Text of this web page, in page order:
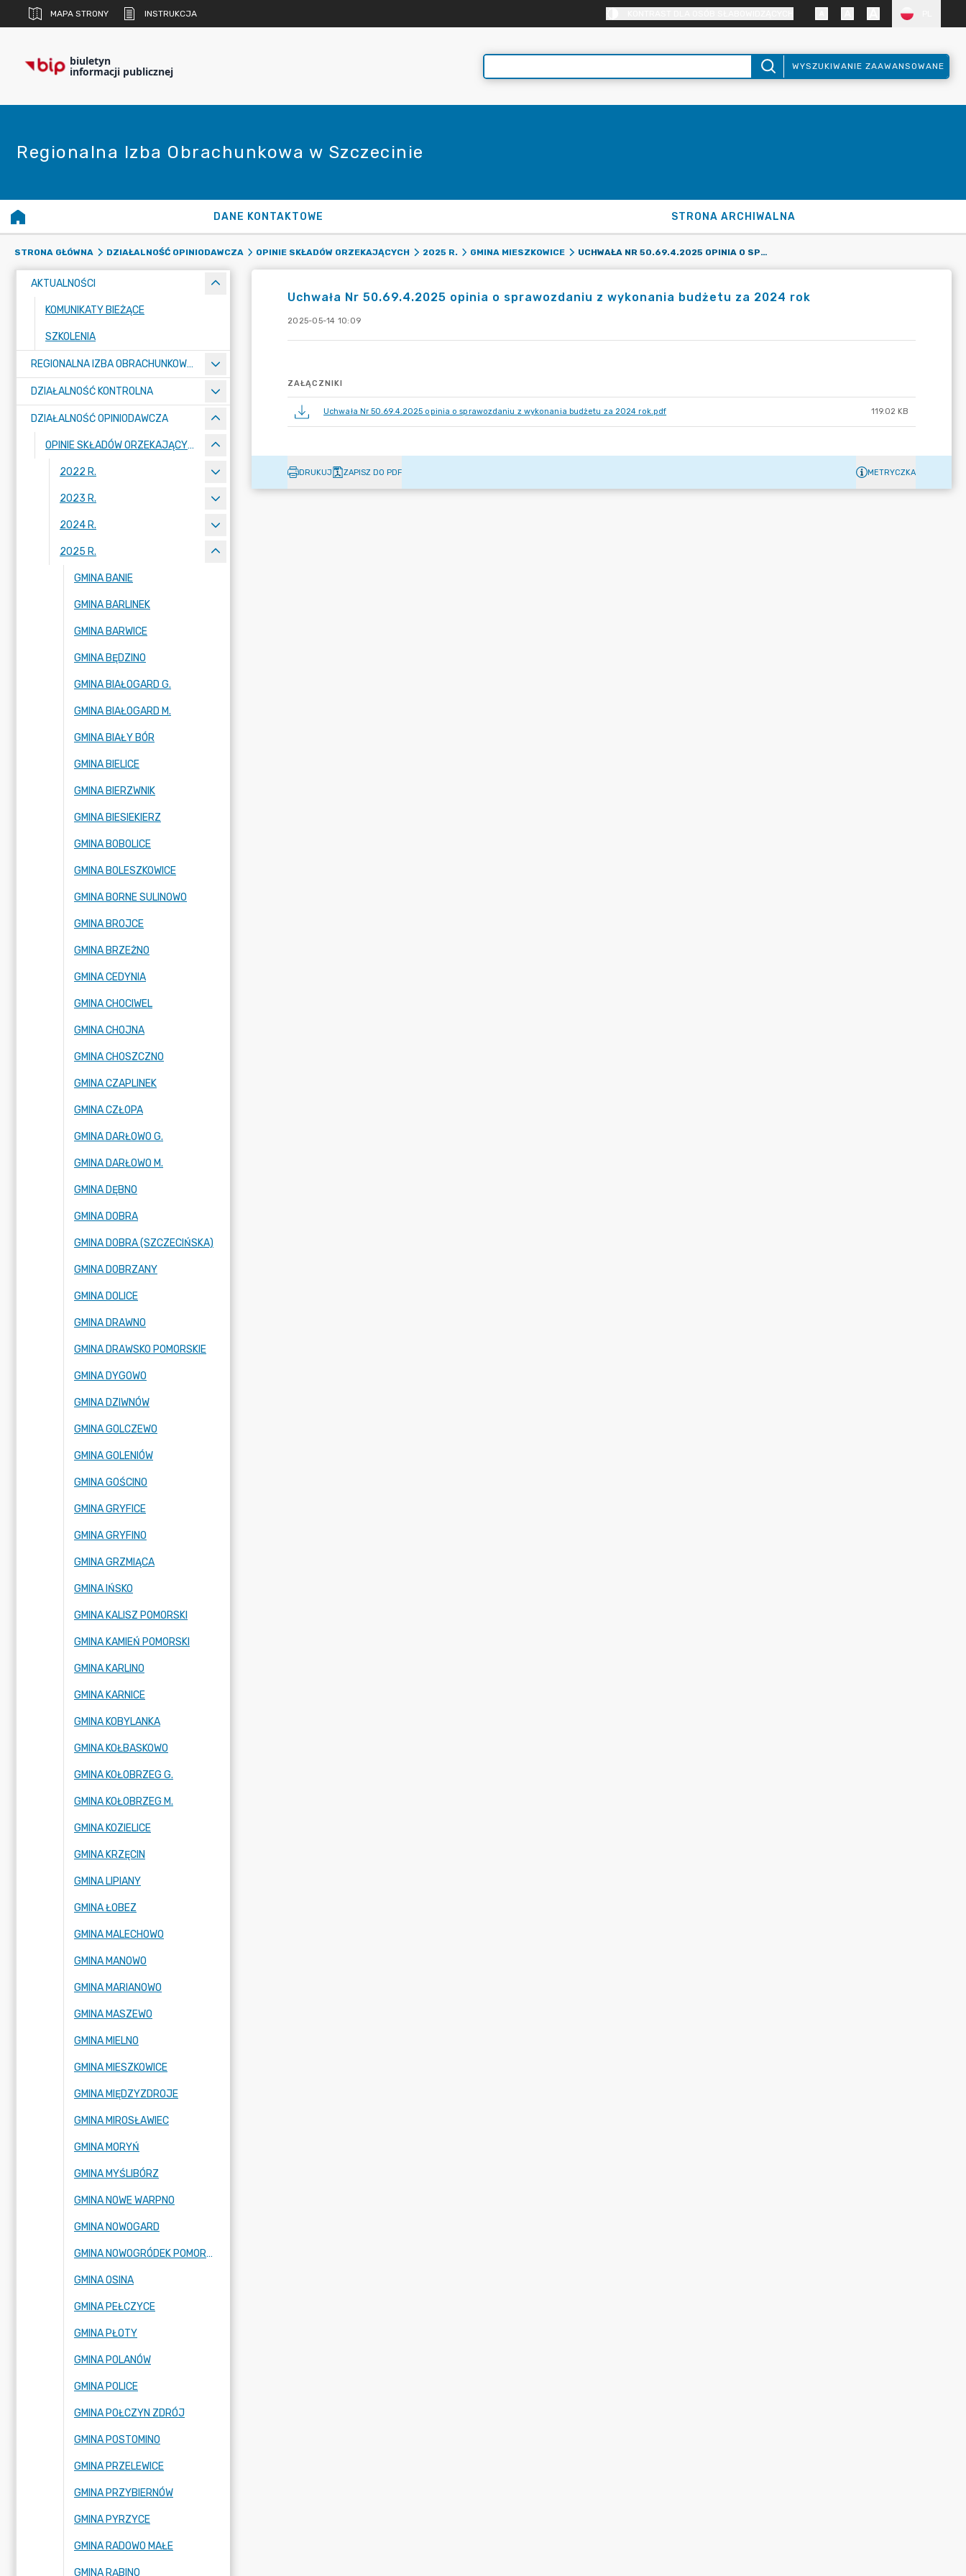
MAPA STRONY INSTRUKCJA
biuletyn
informacji publicznej WYSZUKIWANIE ZAAWANSOWANE
Regionalna Izba Obrachunkowa w Szczecinie
DANE KONTAKTOWE STRONA ARCHIWALNA
STRONA GŁÓWNA DZIAŁALNOŚĆ OPINIODAWCZA OPINIE SKŁADÓW ORZEKAJĄCYCH 2025 R. GMINA MIESZKOWICE UCHWAŁA NR 50.69.4.2025 OPINIA O SPRAWOZDANIU Z WYKONANIA BUDŻETU ZA 2024 ROK
AKTUALNOŚCI
KOMUNIKATY BIEŻĄCE
SZKOLENIA
REGIONALNA IZBA OBRACHUNKOWA W SZCZECINIE
DZIAŁALNOŚĆ KONTROLNA
DZIAŁALNOŚĆ OPINIODAWCZA
OPINIE SKŁADÓW ORZEKAJĄCYCH
2022 R.
2023 R.
2024 R.
2025 R.
GMINA BANIE
GMINA BARLINEK
GMINA BARWICE
GMINA BĘDZINO
GMINA BIAŁOGARD G.
GMINA BIAŁOGARD M.
GMINA BIAŁY BÓR
GMINA BIELICE
GMINA BIERZWNIK
GMINA BIESIEKIERZ
GMINA BOBOLICE
GMINA BOLESZKOWICE
GMINA BORNE SULINOWO
GMINA BROJCE
GMINA BRZEŻNO
GMINA CEDYNIA
GMINA CHOCIWEL
GMINA CHOJNA
GMINA CHOSZCZNO
GMINA CZAPLINEK
GMINA CZŁOPA
GMINA DARŁOWO G.
GMINA DARŁOWO M.
GMINA DĘBNO
GMINA DOBRA
GMINA DOBRA (SZCZECIŃSKA)
GMINA DOBRZANY
GMINA DOLICE
GMINA DRAWNO
GMINA DRAWSKO POMORSKIE
GMINA DYGOWO
GMINA DZIWNÓW
GMINA GOLCZEWO
GMINA GOLENIÓW
GMINA GOŚCINO
GMINA GRYFICE
GMINA GRYFINO
GMINA GRZMIĄCA
GMINA IŃSKO
GMINA KALISZ POMORSKI
GMINA KAMIEŃ POMORSKI
GMINA KARLINO
GMINA KARNICE
GMINA KOBYLANKA
GMINA KOŁBASKOWO
GMINA KOŁOBRZEG G.
GMINA KOŁOBRZEG M.
GMINA KOZIELICE
GMINA KRZĘCIN
GMINA LIPIANY
GMINA ŁOBEZ
GMINA MALECHOWO
GMINA MANOWO
GMINA MARIANOWO
GMINA MASZEWO
GMINA MIELNO
GMINA MIESZKOWICE
GMINA MIĘDZYZDROJE
GMINA MIROSŁAWIEC
GMINA MORYŃ
GMINA MYŚLIBÓRZ
GMINA NOWE WARPNO
GMINA NOWOGARD
GMINA NOWOGRÓDEK POMORSKI
GMINA OSINA
GMINA PEŁCZYCE
GMINA PŁOTY
GMINA POLANÓW
GMINA POLICE
GMINA POŁCZYN ZDRÓJ
GMINA POSTOMINO
GMINA PRZELEWICE
GMINA PRZYBIERNÓW
GMINA PYRZYCE
GMINA RADOWO MAŁE
GMINA RĄBINO
Uchwała Nr 50.69.4.2025 opinia o sprawozdaniu z wykonania budżetu za 2024 rok
2025-05-14 10:09
ZAŁĄCZNIKI
Uchwała Nr 50.69.4.2025 opinia o sprawozdaniu z wykonania budżetu za 2024 rok.pdf 119.02 KB
DRUKUJ ZAPISZ DO PDF METRYCZKA